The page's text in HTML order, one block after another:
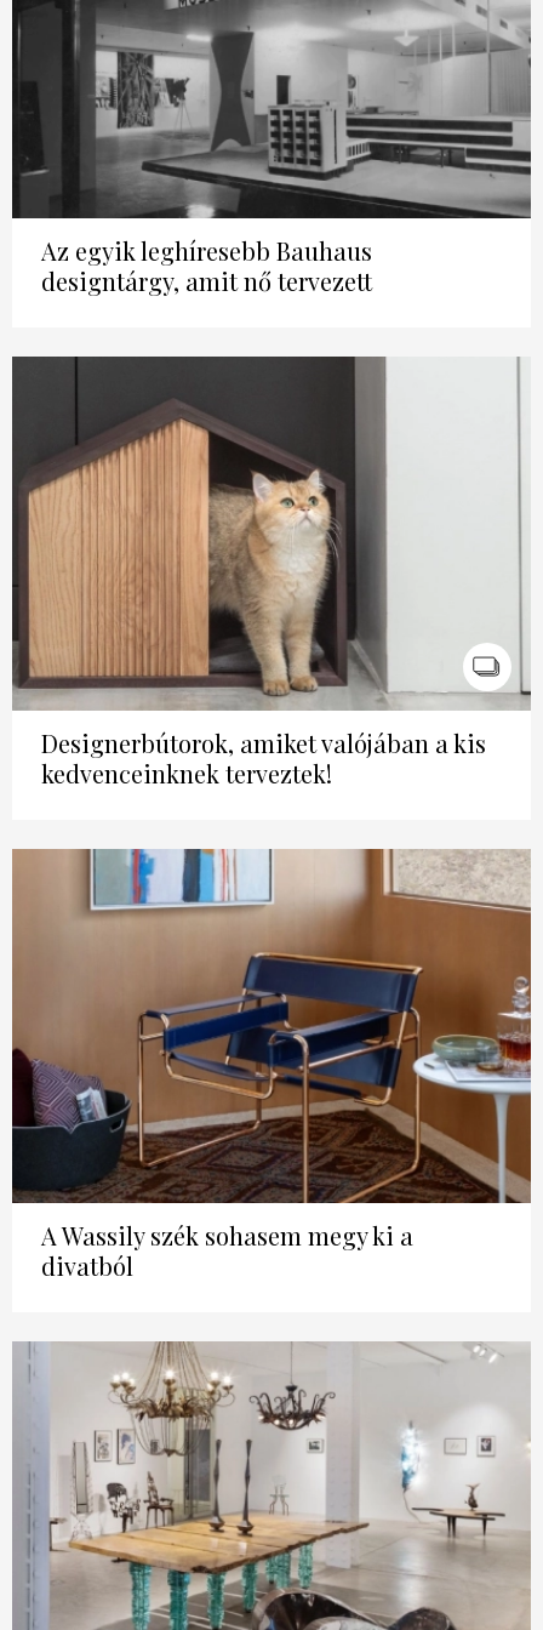
HÍRLEVÉL
Az egyik leghíresebb Bauhaus
designtárgy, amit nő tervezett
Designerbútorok, amiket valójában a kis
kedvenceinknek terveztek!
A Wassily szék sohasem megy ki a
divatból